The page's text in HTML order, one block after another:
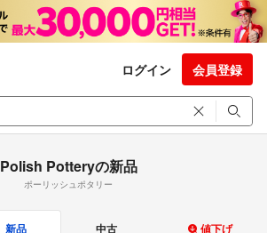
ログイン 会員登録
Polish Potteryの新品
ポーリッシュポタリー
新品 中古 値下げ